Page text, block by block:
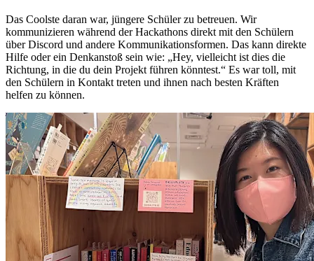
Das Coolste daran war, jüngere Schüler zu betreuen. Wir
kommunizieren während der Hackathons direkt mit den Schülern
über Discord und andere Kommunikationsformen. Das kann direkte
Hilfe oder ein Denkanstoß sein wie: „Hey, vielleicht ist dies die
Richtung, in die du dein Projekt führen könntest.“ Es war toll, mit
den Schülern in Kontakt treten und ihnen nach besten Kräften
helfen zu können.